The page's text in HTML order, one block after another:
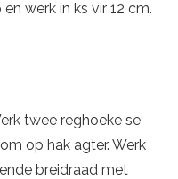
werk in ks vir 12 cm.
twee reghoeke se
op hak agter. Werk
breidraad met